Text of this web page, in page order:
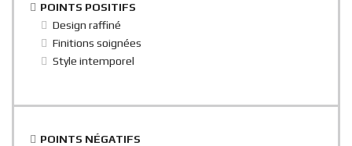
POINTS POSITIFS
Design raffiné
Finitions soignées
Style intemporel
POINTS NÉGATIFS